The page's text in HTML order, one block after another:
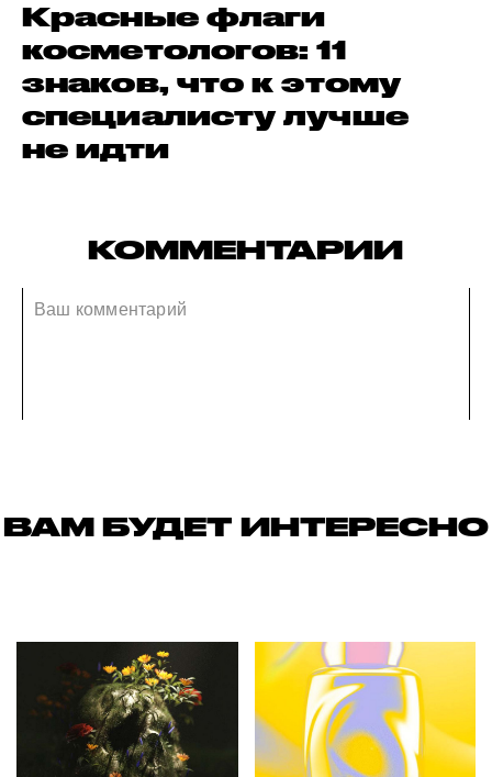
Красные флаги
косметологов: 11
знаков, что к этому
специалисту лучше
не идти
КОММЕНТАРИИ
ВАМ БУДЕТ ИНТЕРЕСНО